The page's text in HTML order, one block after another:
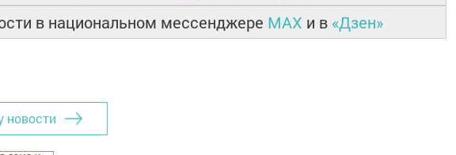
в национальном мессенджере MAX и в «Дзен»
новости